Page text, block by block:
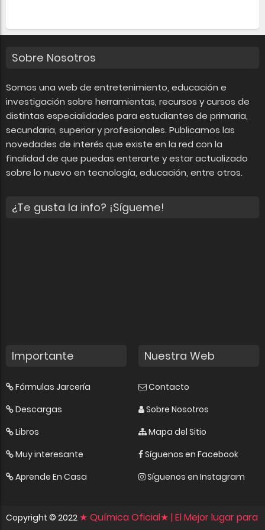
Sobre Nosotros
Somos una web de entretenimiento, educación e
investigación sobre herramientas, recursos y cursos de
distintas especialidades para estudiantes de primaria,
secundaria, superior y profesionales. Publicamos las
novedades de interés que existe en la red con la
finalidad de que puedas enterarte y estar actualizado
sobre lo nuevo en tecnología, educación, entre otros.
¿Te gusta la info? ¡Sígueme!
Importante
Fórmulas Jarcería
Descargas
Libros
Muy interesante
Aprende En Casa
Nuestra Web
Contacto
Sobre Nosotros
Mapa del Sitio
Síguenos en Facebook
Síguenos en Instagram
Copyright © 2022 ★ Química Oficial★ | El Mejor lugar para